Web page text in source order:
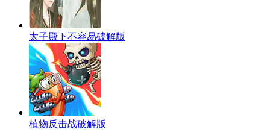
太子殿下不容易破解版
植物反击战破解版